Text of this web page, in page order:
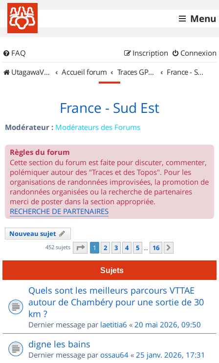
Menu
FAQ Connexion
Inscription
UtagawaVTT (Randos VTT et VTTAE avec traces GPS)
Accueil forum Traces GPS de randos VTT France - Sud Est
France - Sud Est
Modérateur : Modérateurs des Forums
Règles du forum
Cette section du forum est faite pour discuter, commenter,
polémiquer autour des "Traces et des Topos". Pour les
organisations de randonnées improvisées, la promotion de
randonnées organisées ou la recherche de partenaires
merci de poster dans la section appropriée.
RECHERCHE DE PARTENAIRES
Nouveau sujet
452 sujets Page 1sur
1 2 3 4 5 … 16
Sujets
Quels sont les meilleurs parcours VTTAE
autour de Chambéry pour une sortie de 30
km ?
Dernier message par laetitia6 « 20 mai 2026, 09:50
digne les bains
Dernier message par ossau64 « 25 janv. 2026, 17:31